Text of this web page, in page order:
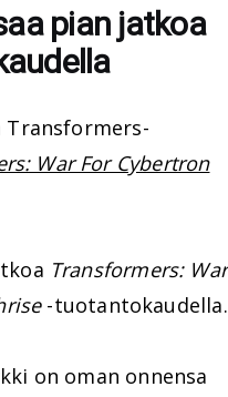
pian jatkoa
War For Cybertron
Transformers: War
-tuotantokaudella.
on oman onnensa